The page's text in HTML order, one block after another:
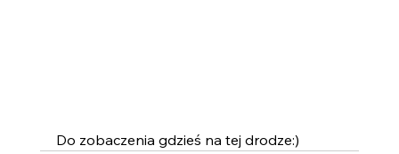
Do zobaczenia gdzieś na tej drodze:)